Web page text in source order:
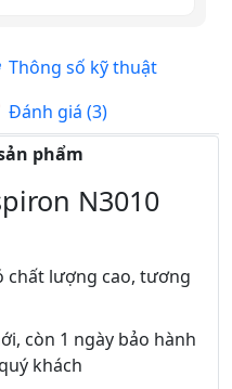
Thông số kỹ thuật
Đánh giá (3)
phẩm
N3010
chất lượng cao, tương
còn 1 ngày bảo hành
khách